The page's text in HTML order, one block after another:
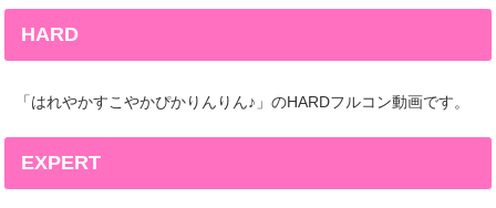
HARD
「はれやかすこやかぴかりんりん♪」のHARDフルコン動画です。
EXPERT